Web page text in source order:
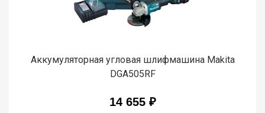
Аккумуляторная угловая шлифмашина Makita
DGA505RF
14 655 ₽